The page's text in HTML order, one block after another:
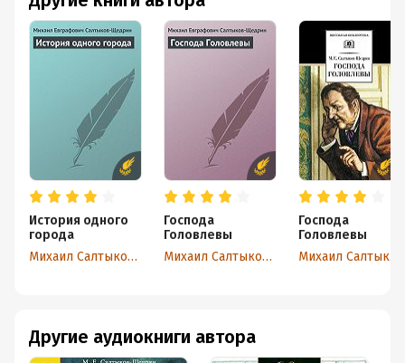
История одного
города
Михаил Салтыков-Щедрин
Господа
Головлевы
Михаил Салтыков-Щедрин
Господа
Головлевы
Михаил Салтыков-Щедрин
Другие аудиокниги автора